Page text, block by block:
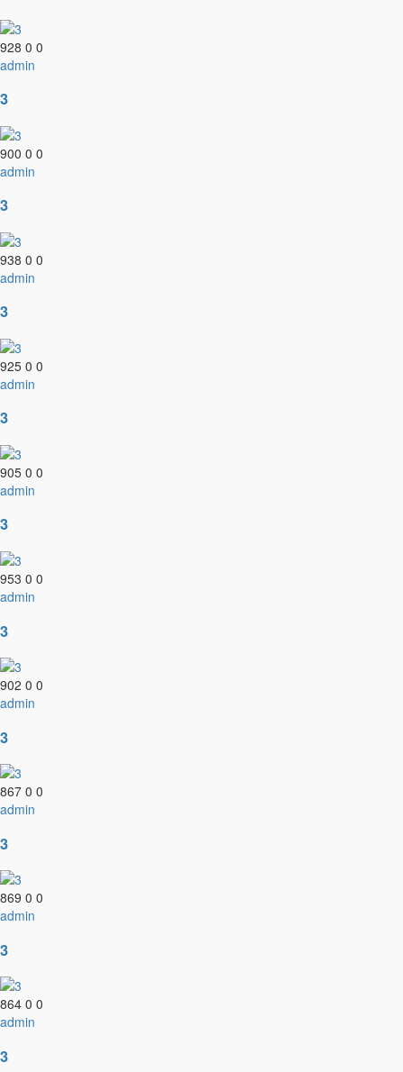
928 0 0
admin
3
900 0 0
admin
3
938 0 0
admin
3
925 0 0
admin
3
905 0 0
admin
3
953 0 0
admin
3
902 0 0
admin
3
867 0 0
admin
3
869 0 0
admin
3
864 0 0
admin
3